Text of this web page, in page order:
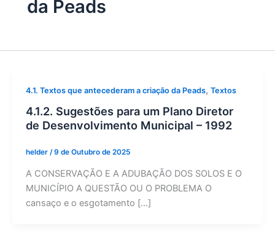
da Peads
4.1. Textos que antecederam a criação da Peads, Textos
4.1.2. Sugestões para um Plano Diretor
de Desenvolvimento Municipal – 1992
helder /9 de Outubro de 2025
A CONSERVAÇÃO E A ADUBAÇÃO DOS SOLOS E O
MUNICÍPIO A QUESTÃO OU O PROBLEMA O
cansaço e o esgotamento […]